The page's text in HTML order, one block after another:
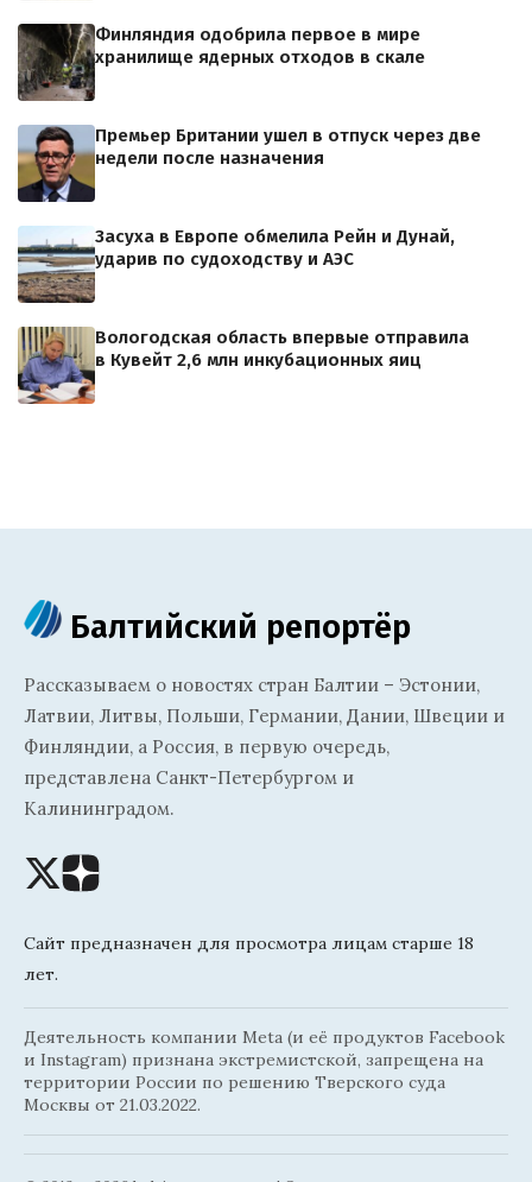
Финляндия одобрила первое в мире
хранилище ядерных отходов в скале
Премьер Британии ушел в отпуск через две
недели после назначения
Засуха в Европе обмелила Рейн и Дунай,
ударив по судоходству и АЭС
Вологодская область впервые отправила
в Кувейт 2,6 млн инкубационных яиц
Балтийский репортёр
Рассказываем о новостях стран Балтии – Эстонии,
Латвии, Литвы, Польши, Германии, Дании, Швеции и
Финляндии, а Россия, в первую очередь,
представлена Санкт-Петербургом и
Калининградом.
Сайт предназначен для просмотра лицам старше 18
лет.
Деятельность компании Meta (и её продуктов Facebook
и Instagram) признана экстремистской, запрещена на
территории России по решению Тверского суда
Москвы от 21.03.2022.